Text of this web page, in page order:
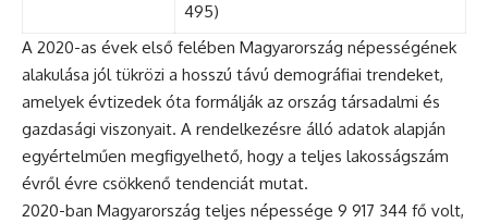
495)
A 2020-as évek első felében Magyarország népességének
alakulása jól tükrözi a hosszú távú demográfiai trendeket,
amelyek évtizedek óta formálják az ország társadalmi és
gazdasági viszonyait. A rendelkezésre álló adatok alapján
egyértelműen megfigyelhető, hogy a teljes lakosságszám
évről évre csökkenő tendenciát mutat.
2020-ban Magyarország teljes népessége 9 917 344 fő volt,